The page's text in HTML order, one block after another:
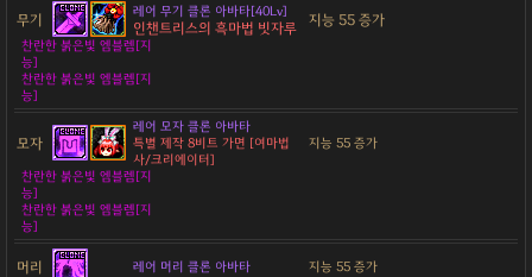
무기 레어 무기 클론 아바타[40Lv]
인챈트리스의 흑마법 빗자루 지능 55 증가
찬란한 붉은빛 엠블렘[지
능]
찬란한 붉은빛 엠블렘[지
능]
모자
레어 모자 클론 아바타
특별 제작 8비트 가면 [여마법
사/크리에이터]
지능 55 증가
찬란한 붉은빛 엠블렘[지
능]
찬란한 붉은빛 엠블렘[지
능]
머리 레어 머리 클론 아바타
지능 55 증가